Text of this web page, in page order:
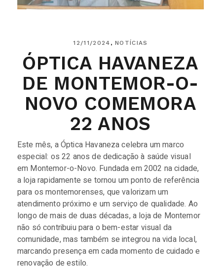
12/11/2024 NOTÍCIAS
ÓPTICA HAVANEZA
DE MONTEMOR-O-
NOVO COMEMORA
22 ANOS
Este mês, a Óptica Havaneza celebra um marco
especial: os 22 anos de dedicação à saúde visual
em Montemor-o-Novo. Fundada em 2002 na cidade,
a loja rapidamente se tornou um ponto de referência
para os montemorenses, que valorizam um
atendimento próximo e um serviço de qualidade. Ao
longo de mais de duas décadas, a loja de Montemor
não só contribuiu para o bem-estar visual da
comunidade, mas também se integrou na vida local,
marcando presença em cada momento de cuidado e
renovação de estilo.